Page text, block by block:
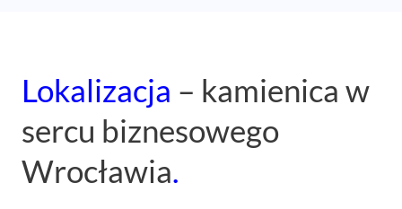
Lokalizacja – kamienica w
sercu biznesowego
Wrocławia.